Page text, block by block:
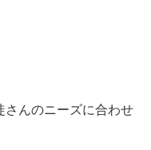
んのニーズに合わせ